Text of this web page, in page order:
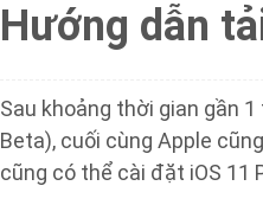
Hướng dẫn
Sau khoảng thời gian gần
Beta), cuối cùng Apple
cũng có thể cài đặt iOS 11